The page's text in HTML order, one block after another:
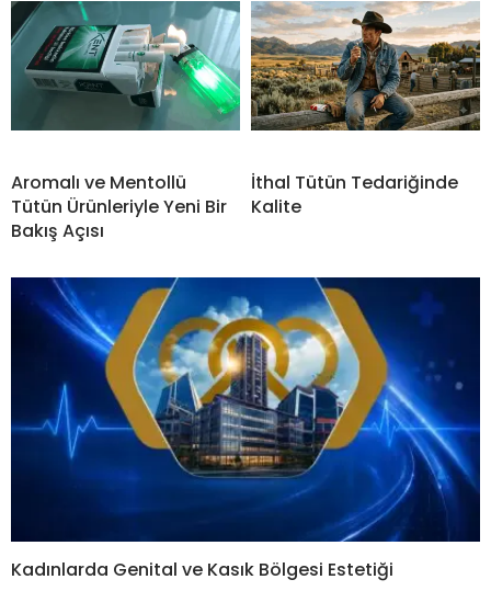
Aromalı ve Mentollü
Tütün Ürünleriyle Yeni Bir
Bakış Açısı
İthal Tütün Tedariğinde
Kalite
Kadınlarda Genital ve Kasık Bölgesi Estetiği